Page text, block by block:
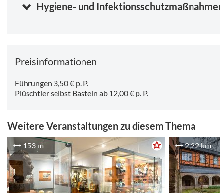
Hygiene- und
Preisinformationen
Führungen 3,50 € p. P.
Plüschtier selbst Basteln ab 12,00 € p. P.
Weitere Veranstaltungen zu diesem Thema
153 m 2,22 km